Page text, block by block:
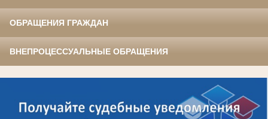
ОБРАЩЕНИЯ ГРАЖДАН
ВНЕПРОЦЕССУАЛЬНЫЕ ОБРАЩЕНИЯ